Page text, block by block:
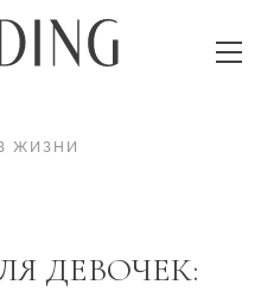
ЖИЗНИ
ДЕВОЧЕК: